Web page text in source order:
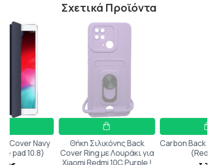
Σχετικά Προϊόντα
Θήκη Σιλικόνης Back
Cover Ring με Λουράκι για
Xiaomi Redmi 10C Purple !
Carbon Back Cover Μαύρο
(Redmi 9)